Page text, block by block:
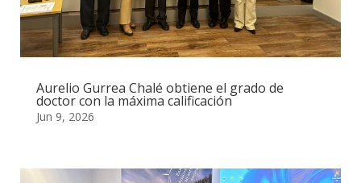
Aurelio Gurrea Chalé obtiene el grado de
doctor con la máxima calificación
Jun 9, 2026